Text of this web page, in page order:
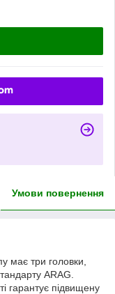
Умови повернення
має три головки,
ARAG.
гарантує підвищену